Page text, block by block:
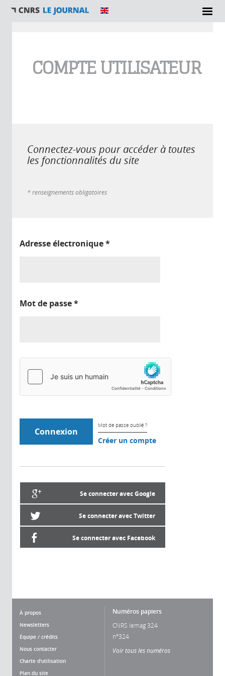
COMPTE UTILISATEUR
Connectez-vous pour accéder à toutes
les fonctionnalités du site
* renseignements obligatoires
Adresse électronique*
Mot de passe*
Mot de passe oublié ?
Créer un compte
Se connecter avec Google
Se connecter avec Twitter
Se connecter avec Facebook
À propos
Newsletters
Équipe / crédits
Nous contacter
Charte d'utilisation
Plan du site
Numéros papiers
CNRS lemag 324
n°324
Voir tous les numéros